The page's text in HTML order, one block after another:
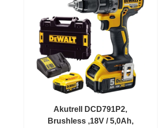
Akutrell DCD791P2,
Brushless ,18V / 5,0Ah,